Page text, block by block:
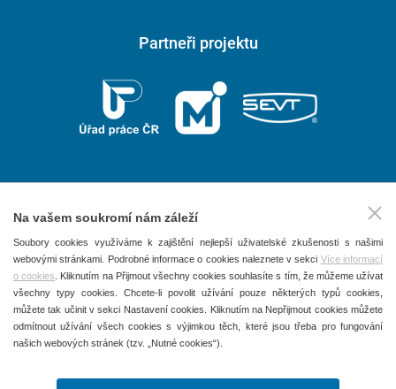
Partneři projektu
2026 © P.F. art, spol. s r. o.
Všechna práva vyhrazena
Obchodní podmínky
Používání souborů Cookies
Na vašem soukromí nám záleží
Soubory cookies využíváme k zajištění nejlepší uživatelské zkušenosti s našimi
webovými stránkami. Podrobné informace o cookies naleznete v sekci Více informací
o cookies . Kliknutím na Přijmout všechny cookies souhlasíte s tím, že můžeme užívat
všechny typy cookies. Chcete-li povolit užívání pouze některých typů cookies,
můžete tak učinit v sekci Nastavení cookies. Kliknutím na Nepřijmout cookies můžete
odmítnout užívání všech cookies s výjimkou těch, které jsou třeba pro fungování
našich webových stránek (tzv. „Nutné cookies“).